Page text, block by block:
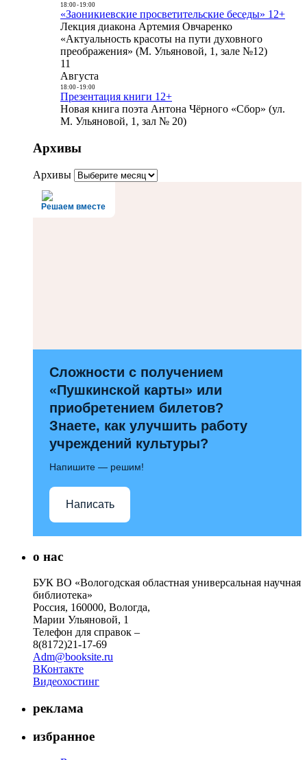
18:00- 19:00
«Заоникиевские просветительские беседы» 12+
Лекция диакона Артемия Овчаренко
«Актуальность красоты на пути духовного
преображения» (М. Ульяновой, 1, зале №12)
11
Августа
18:00- 19:00
Презентация книги 12+
Новая книга поэта Антона Чёрного «Сбор» (ул.
М. Ульяновой, 1, зал № 20)
Архивы
Архивы
Решаем вместе
Сложности с получением
«Пушкинской карты» или
приобретением билетов?
Знаете, как улучшить работу
учреждений культуры?
Напишите — решим!
Написать
о нас
БУК ВО «Вологодская областная универсальная научная
библиотека»
Россия, 160000, Вологда,
Марии Ульяновой, 1
Телефон для справок –
8(8172)21-17-69
Adm@booksite.ru
ВКонтакте
Видеохостинг
реклама
избранное